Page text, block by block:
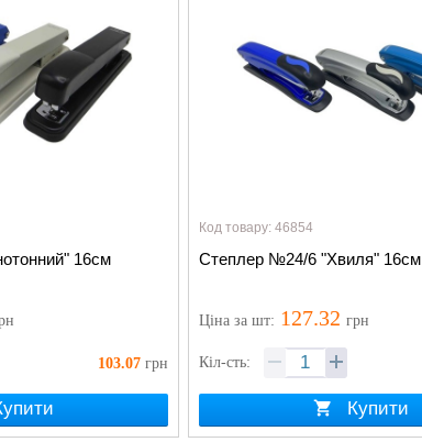
16см
103.07 грн
Код товару: 46854
Степлер №24/6 "Хвиля" 16см
Ціназа шт: 127.32 грн
Кіл-сть:
Купити